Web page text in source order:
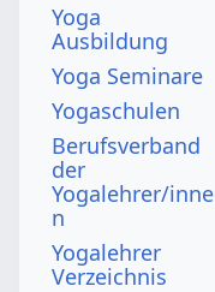
Yoga
Ausbildung
Yoga Seminare
Yogaschulen
Berufsverband
der
Yogalehrer/inne
n
Yogalehrer
Verzeichnis